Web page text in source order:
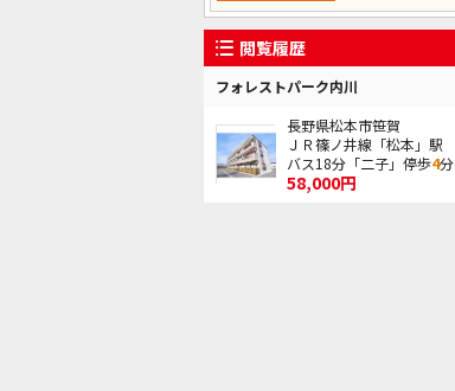
閲覧履歴
フォレストパーク内川
長野県松本市笹賀
ＪＲ篠ノ井線「松本」駅
バス18分「二子」停歩4分
58,000円